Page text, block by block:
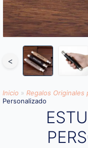
<
Inicio » Regalos Originales
Personalizado